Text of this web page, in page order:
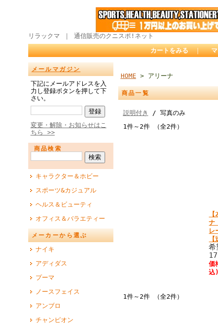
リラックマ ｜ 通信販売のクニスポ!ネット
カートをみる ｜
メールマガジン
下記にメールアドレスを入
力し登録ボタンを押して下
さい。
変更・解除・お知らせはこ
ちら >>
商品検索
キャラクター＆ホビー
スポーツ&カジュアル
ヘルス＆ビューティ
オフィス＆バラエティー
メーカーから選ぶ
ナイキ
アディダス
プーマ
ノースフェイス
アンブロ
チャンピオン
HOME > アリーナ
商品一覧
説明付き
/ 写真のみ
1件～2件 （全2件）
ナ
レ
価
込
1件～2件 （全2件）